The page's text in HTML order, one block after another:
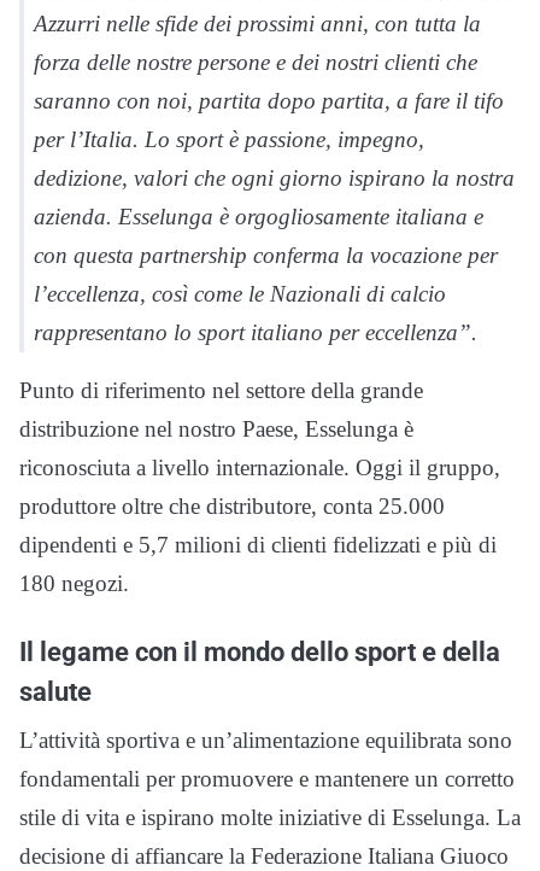
Azzurri nelle sfide dei prossimi anni, con tutta la
forza delle nostre persone e dei nostri clienti che
saranno con noi, partita dopo partita, a fare il tifo
per l’Italia. Lo sport è passione, impegno,
dedizione, valori che ogni giorno ispirano la nostra
azienda. Esselunga è orgogliosamente italiana e
con questa partnership conferma la vocazione per
l’eccellenza, così come le Nazionali di calcio
rappresentano lo sport italiano per eccellenza”.
Punto di riferimento nel settore della grande
distribuzione nel nostro Paese, Esselunga è
riconosciuta a livello internazionale. Oggi il gruppo,
produttore oltre che distributore, conta 25.000
dipendenti e 5,7 milioni di clienti fidelizzati e più di
180 negozi.
Il legame con il mondo dello sport e della
salute
L’attività sportiva e un’alimentazione equilibrata sono
fondamentali per promuovere e mantenere un corretto
stile di vita e ispirano molte iniziative di Esselunga. La
decisione di affiancare la Federazione Italiana Giuoco